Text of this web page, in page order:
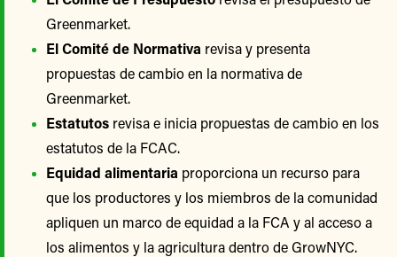
Greenmarket.
El Comité de Normativa revisa y presenta
propuestas de cambio en la normativa de
Greenmarket.
Estatutos revisa e inicia propuestas de cambio en los
estatutos de la FCAC.
Equidad alimentaria proporciona un recurso para
que los productores y los miembros de la comunidad
apliquen un marco de equidad a la FCA y al acceso a
los alimentos y la agricultura dentro de GrowNYC.